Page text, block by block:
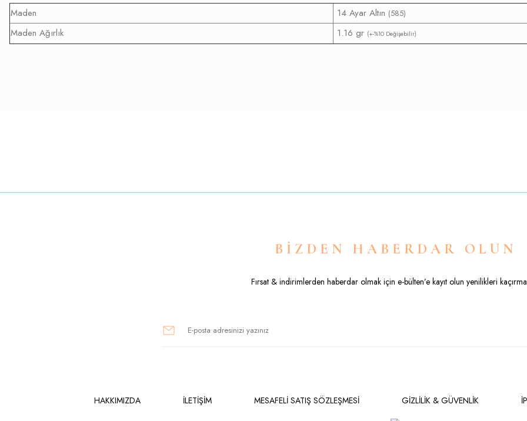
Maden 14 Ayar Altın (585)
Maden Ağırlık 1.16 gr (+-%10 Değişebilir)
BİZDEN HABERDAR OLUN
Fırsat & indirimlerden haberdar olmak için e-bülten’e kayıt olun yenilikleri
HAKKIMIZDA İLETİŞİM MESAFELİ SATIŞ SÖZLEŞMESİ GİZLİLİK & GÜVENLİK